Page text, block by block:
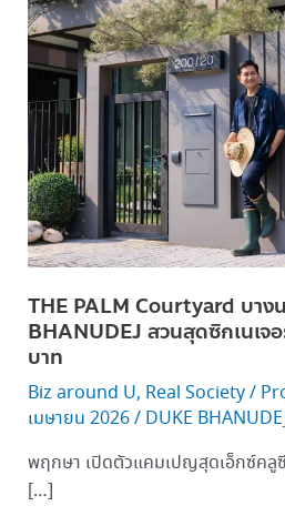
THE PALM Courtyard บาง
BHANUDEJ สวนสุดซิกเนเจ
บาท
Biz around U, Real Society/
เมษายน 2026/ DUKE
พฤกษา เปิดตัวแคมเปญสุดเอ็กซ์คลู
[…]
PALM
Courtyard บางนา
กม.8 x
DUKE
BHANUDEJ
สวน
สุด
ซิก
เนเจอร์
มูลค่า
บาท